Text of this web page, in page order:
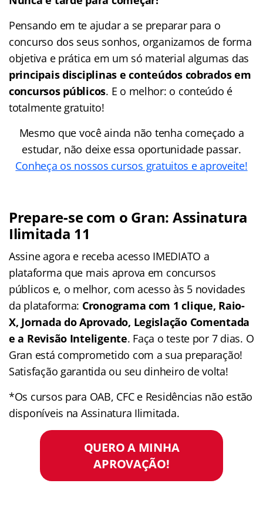
Pensando em te ajudar a se preparar para o
concurso dos seus sonhos, organizamos de forma
objetiva e prática em um só material algumas das
principais disciplinas e conteúdos cobrados em
concursos públicos. E o melhor: o conteúdo é
totalmente gratuito!
Mesmo que você ainda não tenha começado a
estudar, não deixe essa oportunidade passar.
Conheça os nossos cursos gratuitos e aproveite!
Prepare-se com o Gran: Assinatura
Ilimitada 11
Assine agora e receba acesso IMEDIATO a
plataforma que mais aprova em concursos
públicos e, o melhor, com acesso às 5 novidades
da plataforma: Cronograma com 1 clique, Raio-
X, Jornada do Aprovado, Legislação Comentada
e a Revisão Inteligente. Faça o teste por 7 dias. O
Gran está comprometido com a sua preparação!
Satisfação garantida ou seu dinheiro de volta!
*Os cursos para OAB, CFC e Residências não estão
disponíveis na Assinatura Ilimitada.
QUERO A MINHA
APROVAÇÃO!